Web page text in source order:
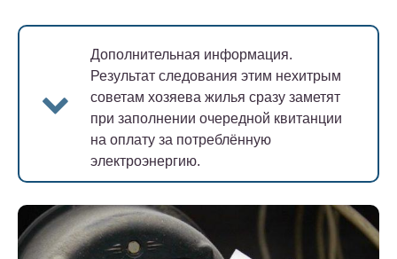
Дополнительная информация.
Результат следования этим нехитрым
советам хозяева жилья сразу заметят
при заполнении очередной квитанции
на оплату за потреблённую
электроэнергию.